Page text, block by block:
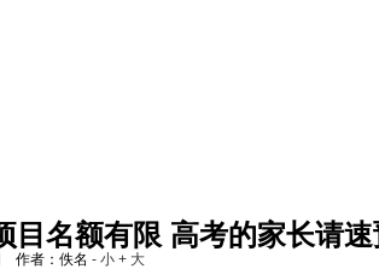
目名额有限 高考的家长请速
作者：佚名 - 小 + 大